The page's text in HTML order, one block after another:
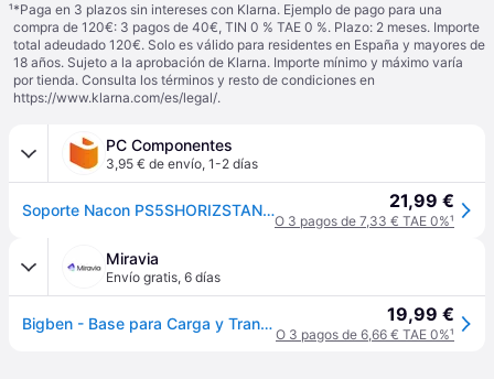
¹*Paga en 3 plazos sin intereses con Klarna. Ejemplo de pago para una
compra de 120€: 3 pagos de 40€, TIN 0 % TAE 0 %. Plazo: 2 meses. Importe
total adeudado 120€. Solo es válido para residentes en España y mayores de
18 años. Sujeto a la aprobación de Klarna. Importe mínimo y máximo varía
por tienda. Consulta los términos y resto de condiciones en
https://www.klarna.com/es/legal/.
PC Componentes
3,95 € de envío, 1-2 días
Soporte Nacon PS5SHORIZSTAND Blanco Efectos de luz RGB para PlayStation 5 Slim 21,99 €
O 3 pagos de 7,33 € TAE 0%¹
Miravia
Envío gratis, 6 días
Bigben - Base para Carga y Transferencia de Datos Playstation 5 Slim, Compatible con Consolas Digitales y de Disco - Nacon 19,99 €
O 3 pagos de 6,66 € TAE 0%¹